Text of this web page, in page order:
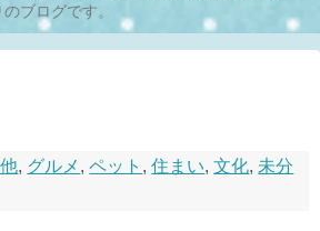
ブログです。
, グルメ ,ペット ,住まい,文化, 未分